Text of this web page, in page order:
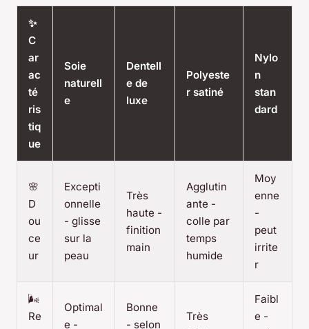
✨
C
ar
ac
té
ris
tiq
ue
Soie
naturell
e
Dentell
e de
luxe
Polyeste
r satiné
Nylo
n
stan
dard
🌸
D
ou
ce
ur
Excepti
onnelle
- glisse
sur la
peau
Très
haute -
finition
main
Agglutin
ante -
colle par
temps
humide
Moy
enne
-
peut
irrite
r
🌬️
Re
Optimal
e -
Bonne
- selon
Très
Faibl
e -